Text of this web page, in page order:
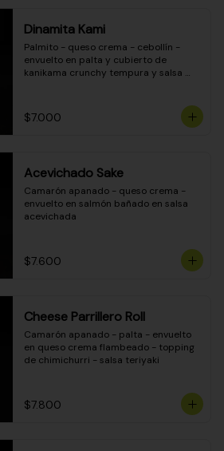
Dinamita Kami
Palmito - queso crema - cebollín -
envuelto en palta y cubierto de
kanikama crunchy tempura y salsa
$7.000
Acevichado Sake
Camarón apanado - queso crema -
envuelto en salmón bañado en salsa
acevichada
$7.600
Cheese Parrillero Roll
Camarón apanado - palta - envuelto
en queso crema flambeado - topping
de chimichurri - salsa teriyaki
$7.800